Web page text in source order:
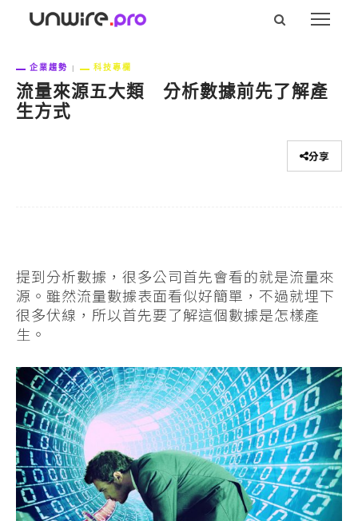
企業趨勢 科技專欄
流量來源五大類 分析數據前先了解產
生方式
分享
提到分析數據，很多公司首先會看的就是流量來
源。雖然流量數據表面看似好簡單，不過就埋下
很多伏線，所以首先要了解這個數據是怎樣產
生。